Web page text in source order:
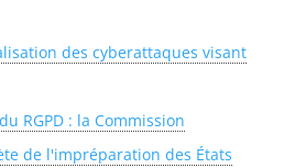
des cyberattaques visant
RGPD : la Commission
de l'impréparation des États